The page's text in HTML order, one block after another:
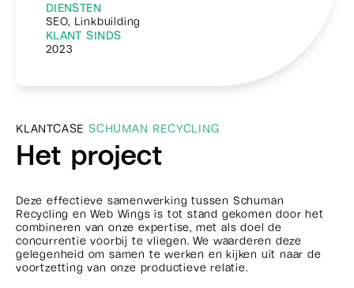
DIENSTEN
SEO, Linkbuilding
KLANT SINDS
2023
KLANTCASE SCHUMAN RECYCLING
Het project
Deze effectieve samenwerking tussen Schuman
Recycling en Web Wings is tot stand gekomen door het
combineren van onze expertise, met als doel de
concurrentie voorbij te vliegen. We waarderen deze
gelegenheid om samen te werken en kijken uit naar de
voortzetting van onze productieve relatie.